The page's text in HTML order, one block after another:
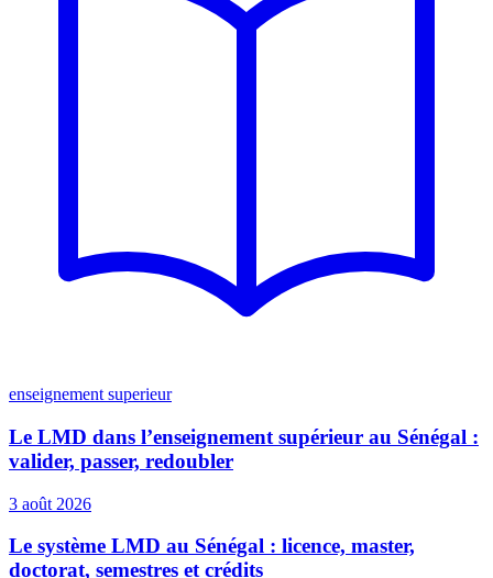
enseignement superieur
Le LMD dans l’enseignement supérieur au Sénégal :
valider, passer, redoubler
3 août 2026
Le système LMD au Sénégal : licence, master,
doctorat, semestres et crédits